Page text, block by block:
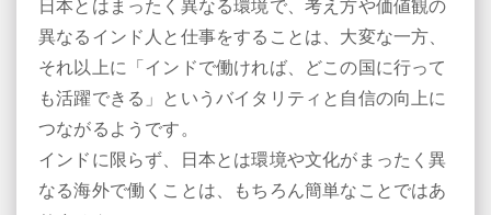
日本とはまったく異なる環境で、考え方や価値観の
異なるインド人と仕事をすることは、大変な一方、
それ以上に「インドで働ければ、どこの国に行って
も活躍できる」というバイタリティと自信の向上に
つながるようです。
インドに限らず、日本とは環境や文化がまったく異
なる海外で働くことは、もちろん簡単なことではあ